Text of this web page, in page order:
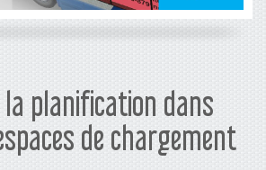
la planification dans
de chargement